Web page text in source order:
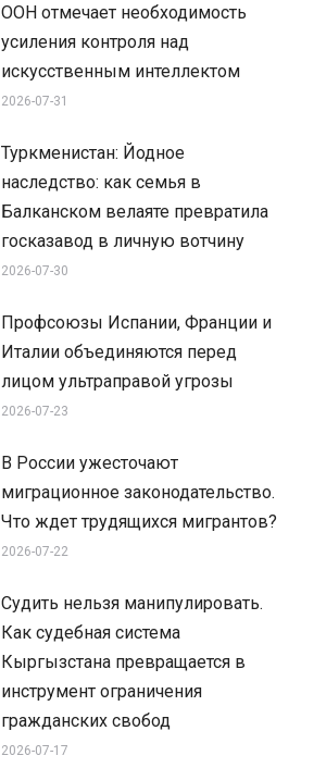
ООН отмечает необходимость
усиления контроля над
искусственным интеллектом
2026-07-31
Туркменистан: Йодное
наследство: как семья в
Балканском велаяте превратила
госказавод в личную вотчину
2026-07-30
Профсоюзы Испании, Франции и
Италии объединяются перед
лицом ультраправой угрозы
2026-07-23
В России ужесточают
миграционное законодательство.
Что ждет трудящихся мигрантов?
2026-07-22
Судить нельзя манипулировать.
Как судебная система
Кыргызстана превращается в
инструмент ограничения
гражданских свобод
2026-07-17